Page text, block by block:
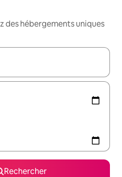
des hébergements uniques
s'affichent, utilisez les flèches
Rechercher